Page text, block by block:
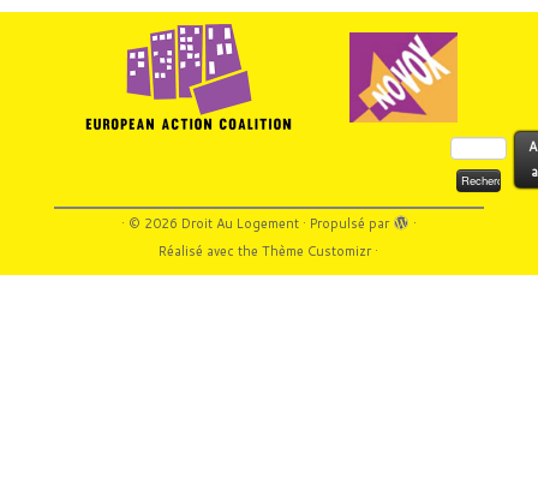
Rechercher :
· © 2026 Droit Au Logement· Propulsé par
·
Réalisé avec theThème Customizr·